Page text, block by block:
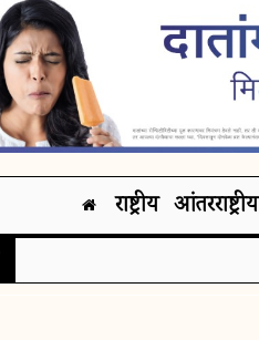
राष्ट्रीय आंतरराष्ट्रीय